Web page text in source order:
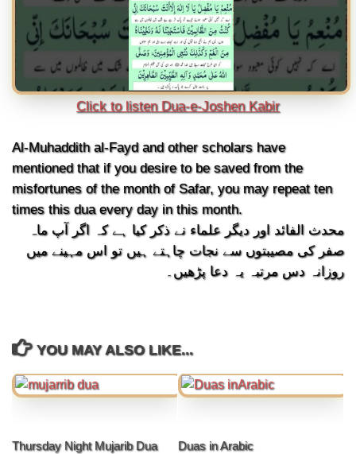
Click to listen Dua-e-Joshen Kabir
Al-Muhaddith al-Fayd and other scholars have
mentioned that if you desire to be saved from the
misfortunes of the month of Safar, you may repeat ten
times this dua every day in this month.
محدث الفائد اور دیگر علماء نے ذکر کیا ہے کہ اگر آپ ماہ
صفر کی مصیبتوں سے نجات چاہتے ہیں تو اس مہینے میں
روزانہ دس مرتبہ یہ دعا پڑھیں۔
YOU MAY ALSO LIKE...
Thursday Night Mujarib Dua Duas in Arabic